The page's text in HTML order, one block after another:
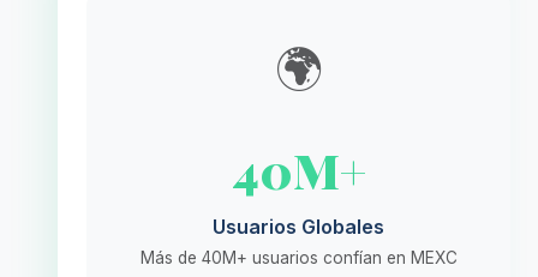
🌍
40M+
Usuarios Globales
Más de 40M+ usuarios confían en MEXC